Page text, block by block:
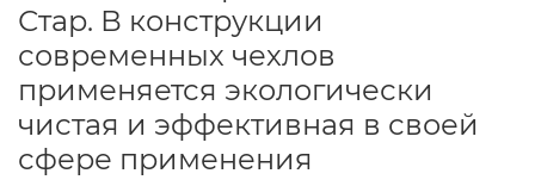
Стар. В конструкции
современных чехлов
применяется экологически
чистая и эффективная в своей
сфере применения